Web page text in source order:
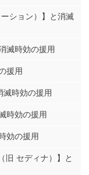
ション）】と消滅
滅時効の援用
援用
滅時効の援用
時効の援用
効の援用
旧 セディナ）】と